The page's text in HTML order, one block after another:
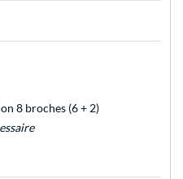
8 broches (6 + 2)